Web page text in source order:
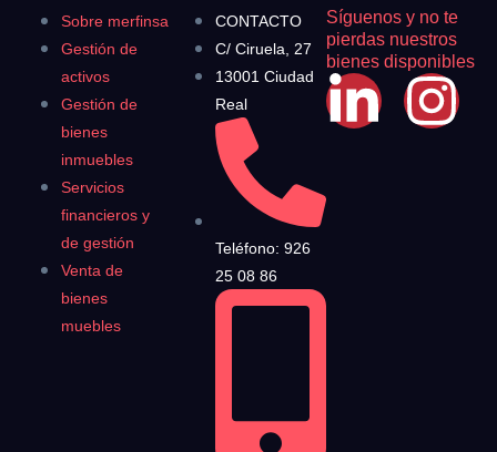
Sobre merfinsa
Gestión de
activos
Gestión de
bienes
inmuebles
Servicios
financieros y
de gestión
Venta de
bienes
muebles
CONTACTO
C/ Ciruela, 27
13001 Ciudad
Real
Teléfono: 926
25 08 86
Síguenos y no te
pierdas nuestros
bienes disponibles